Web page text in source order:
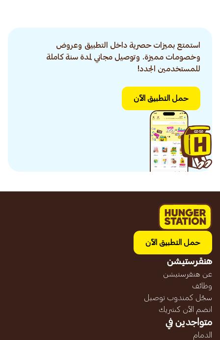
استمتع بميزات حصرية داخل التطبيق وعروض
وخصومات مميزة. وتوصيل مجاني لمدة سنة كاملة
للمستخدمين الجدد!
حمل التطبيق الآن
حمل التطبيق الآن
هنقرستيشن
عن هنقرستيشن
وظائف
سجّل كمندوب توصيل
انضم الآن كشريك
متواجدين في
الدمام